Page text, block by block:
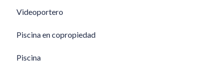
Videoportero
Piscina en copropiedad
Piscina